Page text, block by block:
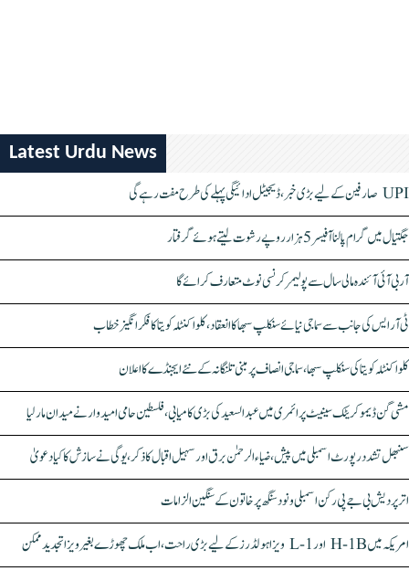
Latest Urdu News
UPI صارفین کے لیے بڑی خبر، ڈیجیٹل ادائیگی پہلے کی طرح مفت رہے گی
جگتیال میں گرام پالنا آفیسر 5 ہزار روپے رشوت لیتے ہوئے گرفتار
آر بی آئی آئندہ مالی سال سے پولیمر کرنسی نوٹ متعارف کرائے گا
ٹی آر ایس کی جانب سے سماجی نیائے سنکلپ سبھا کا انعقاد، کلواکنٹلہ کویتا کا فکر انگیز خطاب
کلواکنٹلہ کویتا کی سنکلپ سبھا، سماجی انصاف پر مبنی تلنگانہ کے نئے ایجنڈے کا اعلان
مشی گن ڈیموکریٹک سینیٹ پرائمری میں عبدالسعید کی بڑی کامیابی، فلسطین حامی امیدوار نے میدان مار لیا
سنبھل تشدد رپورٹ اسمبلی میں پیش، ضیاء الرحمٰن برق اور سہیل اقبال کا ذکر، یوگی نے سازش کا کیا دعویٰ
اتر پردیش بی جے پی رکن اسمبلی ونود سنگھ پر خاتون کے سنگین الزامات
امریکہ میں H-1B اور L-1 ویزا ہولڈرز کے لیے بڑی راحت، اب ملک چھوڑے بغیر ویزا تجدید ممکن